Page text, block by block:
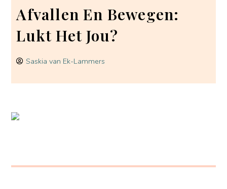
Afvallen En Bewegen:
Lukt Het Jou?
Saskia van Ek-Lammers